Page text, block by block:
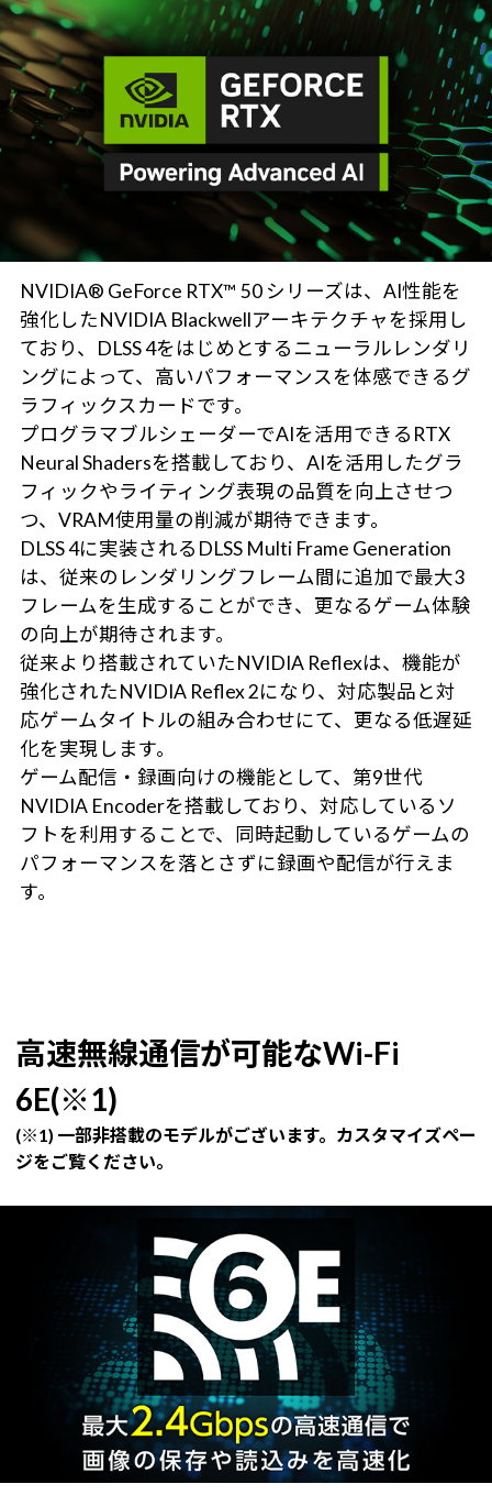
NVIDIA® GeForce RTX™ 50 シリーズは、AI性能を
強化したNVIDIA Blackwellアーキテクチャを採用し
ており、DLSS 4をはじめとするニューラルレンダリ
ングによって、高いパフォーマンスを体感できるグ
ラフィックスカードです。
プログラマブルシェーダーでAIを活用できるRTX
Neural Shadersを搭載しており、AIを活用したグラ
フィックやライティング表現の品質を向上させつ
つ、VRAM使用量の削減が期待できます。
DLSS 4に実装されるDLSS Multi Frame Generation
は、従来のレンダリングフレーム間に追加で最大3
フレームを生成することができ、更なるゲーム体験
の向上が期待されます。
従来より搭載されていたNVIDIA Reflexは、機能が
強化されたNVIDIA Reflex 2になり、対応製品と対
応ゲームタイトルの組み合わせにて、更なる低遅延
化を実現します。
ゲーム配信・録画向けの機能として、第9世代
NVIDIA Encoderを搭載しており、対応しているソ
フトを利用することで、同時起動しているゲームの
パフォーマンスを落とさずに録画や配信が行えま
す。
高速無線通信が可能なWi-Fi
6E(※1)
(※1) 一部非搭載のモデルがございます。カスタマイズペー
ジをご覧ください。